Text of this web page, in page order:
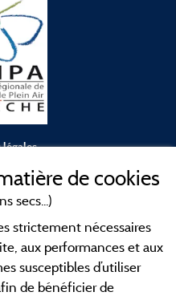
d'utilisation
de cookies
secs...)
strictement nécessaires
aux performances et aux
susceptibles d’utiliser
de bénéficier de